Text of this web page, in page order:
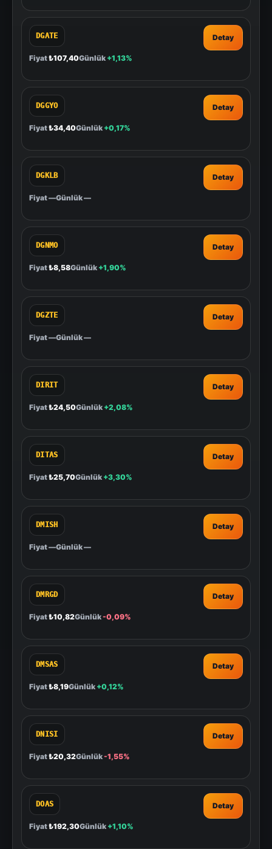
DGATE
Fiyat₺107,40Günlük +1,13%
Detay
DGGYO
Fiyat₺34,40Günlük +0,17%
Detay
DGKLB
Fiyat—Günlük—
Detay
DGNMO
Fiyat₺8,58Günlük +1,90%
Detay
DGZTE
Fiyat—Günlük—
Detay
DIRIT
Fiyat₺24,50Günlük +2,08%
Detay
DITAS
Fiyat₺25,70Günlük +3,30%
Detay
DMISH
Fiyat—Günlük—
Detay
DMRGD
Fiyat₺10,82Günlük-0,09%
Detay
DMSAS
Fiyat₺8,19Günlük +0,12%
Detay
DNISI
Fiyat₺20,32Günlük-1,55%
Detay
DOAS
Fiyat₺192,30Günlük +1,10%
Detay